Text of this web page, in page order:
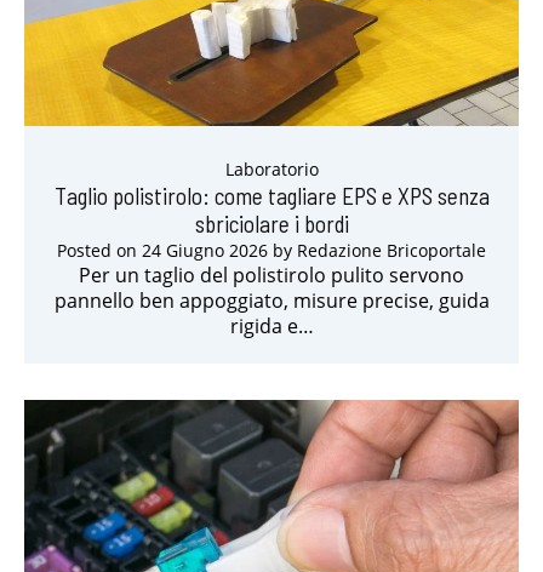
Laboratorio
Taglio polistirolo: come tagliare EPS e XPS senza
sbriciolare i bordi
Posted on 24 Giugno 2026 by Redazione Bricoportale
Per un taglio del polistirolo pulito servono
pannello ben appoggiato, misure precise, guida
rigida e…